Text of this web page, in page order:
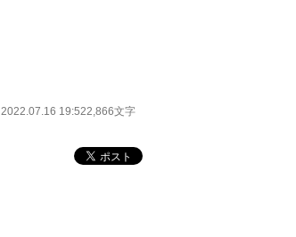
2022.07.16 19:522,866文字